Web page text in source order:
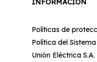
INFORMACIÓN
Políticas de
Política del
Unión Eléctrica